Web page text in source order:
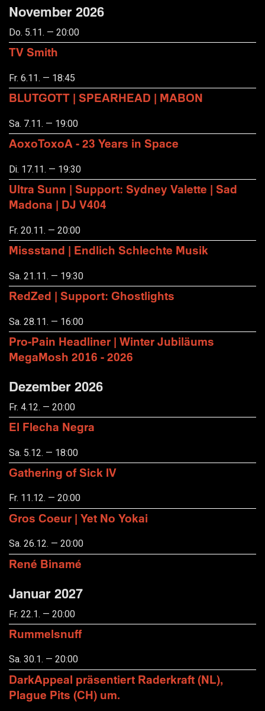
November 2026
Do. 5.11. — 20:00
TV Smith
Fr. 6.11. — 18:45
BLUTGOTT | SPEARHEAD | MABON
Sa. 7.11. — 19:00
AoxoToxoA - 23 Years in Space
Di. 17.11. — 19:30
Ultra Sunn | Support: Sydney Valette | Sad
Madona | DJ V404
Fr. 20.11. — 20:00
Missstand | Endlich Schlechte Musik
Sa. 21.11. — 19:30
RedZed | Support: Ghostlights
Sa. 28.11. — 16:00
Pro-Pain Headliner | Winter Jubiläums
MegaMosh 2016 - 2026
Dezember 2026
Fr. 4.12. — 20:00
El Flecha Negra
Sa. 5.12. — 18:00
Gathering of Sick IV
Fr. 11.12. — 20:00
Gros Coeur | Yet No Yokai
Sa. 26.12. — 20:00
René Binamé
Januar 2027
Fr. 22.1. — 20:00
Rummelsnuff
Sa. 30.1. — 20:00
DarkAppeal präsentiert Raderkraft (NL),
Plague Pits (CH) um.